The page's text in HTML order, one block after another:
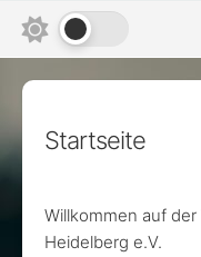
Startseite
Willkommen auf
Heidelberg e.V.